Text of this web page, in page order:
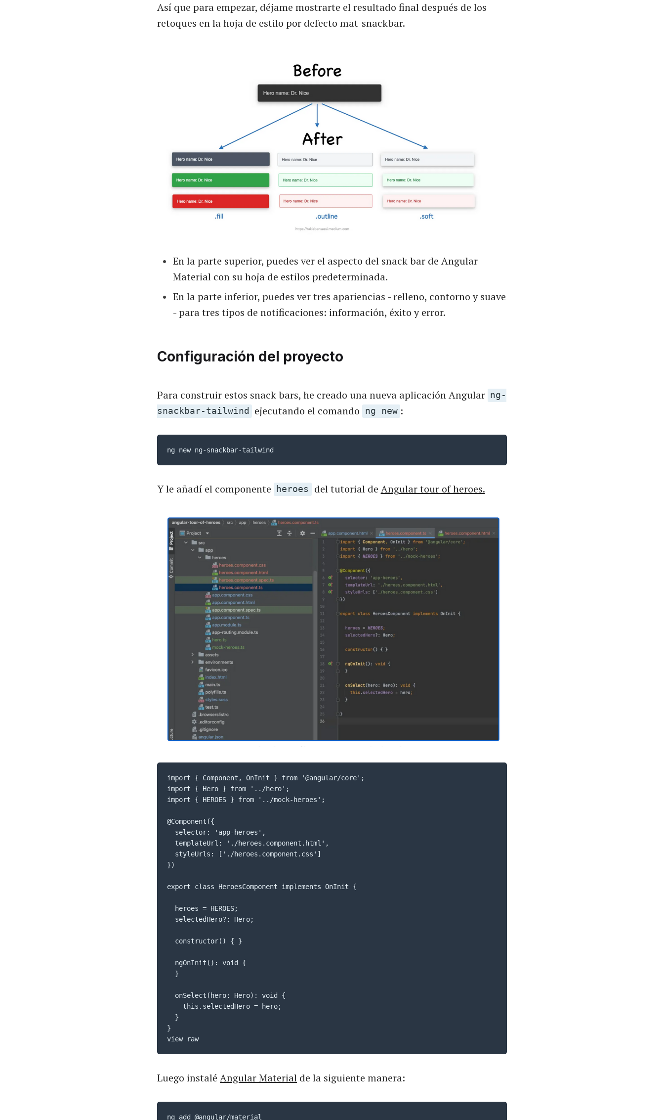
Así que para empezar, déjame mostrarte el resultado final después de los
retoques en la hoja de estilo por defecto mat-snackbar.
En la parte superior, puedes ver el aspecto del snack bar de Angular
Material con su hoja de estilos predeterminada.
En la parte inferior, puedes ver tres apariencias - relleno, contorno y suave
- para tres tipos de notificaciones: información, éxito y error.
Configuración del proyecto
Para construir estos snack bars, he creado una nueva aplicación Angular ng-
snackbar-tailwind
ejecutando el comando ng new :
ng new ng-snackbar-tailwind
Y le añadí el componente heroes del tutorial de Angular tour of heroes.
import { Component, OnInit } from '@angular/core';
import { Hero } from '../hero';
import { HEROES } from '../mock-heroes';
@Component({
  selector: 'app-heroes',
  templateUrl: './heroes.component.html',
  styleUrls: ['./heroes.component.css']
})
export class HeroesComponent implements OnInit {
  heroes = HEROES;
  selectedHero?: Hero;
  constructor() { }
  ngOnInit(): void {
  }
  onSelect(hero: Hero): void {
    this.selectedHero = hero;
  }
}
view raw
Luego instalé Angular Material de la siguiente manera:
ng add @angular/material